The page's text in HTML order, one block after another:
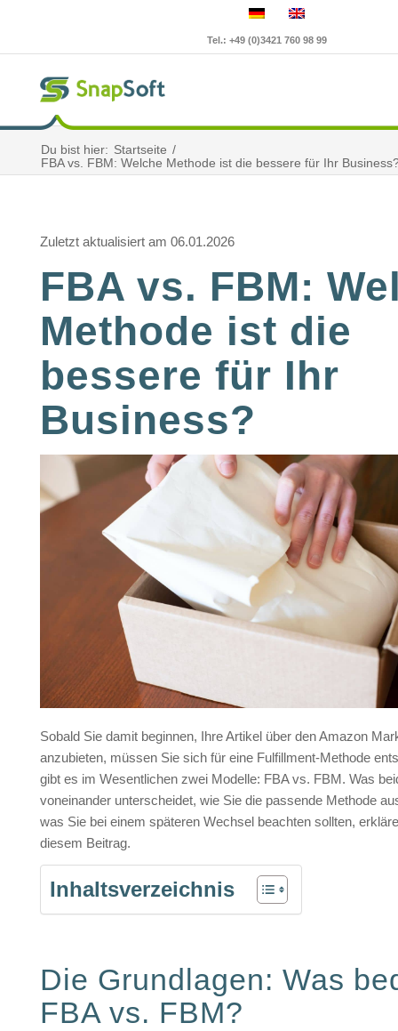
Tel.: +49 (0)3421 760 98 99
Du bist hier: Startseite /
FBA vs. FBM: Welche Methode ist die bessere für Ihr
Zuletzt aktualisiert am 06.01.2026
FBA vs. FBM:
Methode ist die
bessere für Ihr
Business?
Sobald Sie damit beginnen, Ihre Artikel über den Amazon
anzubieten, müssen Sie sich für eine Fulfillment-Methode
gibt es im Wesentlichen zwei Modelle: FBA vs. FBM. Was
voneinander unterscheidet, wie Sie die passende Methode
was Sie bei einem späteren Wechsel beachten sollten,
diesem Beitrag.
Inhaltsverzeichnis
Die Grundlagen: Was
FBA vs. FBM?